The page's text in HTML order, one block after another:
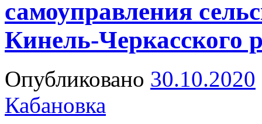
самоуправления
Кинель-Черкасского
Опубликовано 30.10.2020
Кабановка